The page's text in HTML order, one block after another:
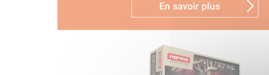
En savoir plus